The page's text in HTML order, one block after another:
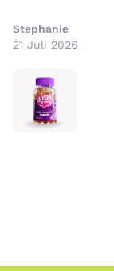
Stephanie
21 Juli 2026